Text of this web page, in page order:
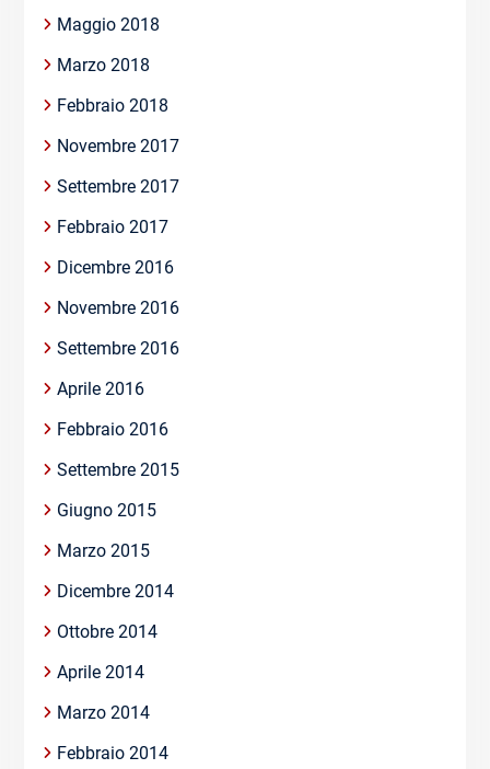
Maggio 2018
Marzo 2018
Febbraio 2018
Novembre 2017
Settembre 2017
Febbraio 2017
Dicembre 2016
Novembre 2016
Settembre 2016
Aprile 2016
Febbraio 2016
Settembre 2015
Giugno 2015
Marzo 2015
Dicembre 2014
Ottobre 2014
Aprile 2014
Marzo 2014
Febbraio 2014